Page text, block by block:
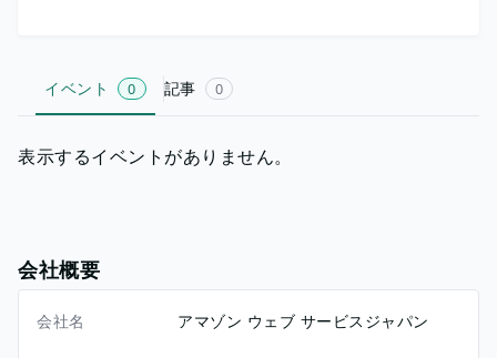
イベント 0 記事 0
表示するイベントがありません。
会社概要
会社名 アマゾン ウェブ サービスジャパン